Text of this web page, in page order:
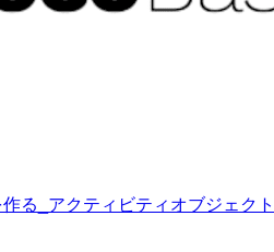
る_アクティビティオブジェク